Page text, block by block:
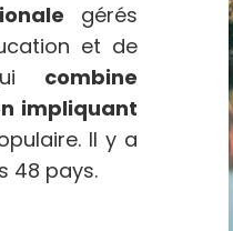
gérés
et de
combine
impliquant
Il y a
48 pays.